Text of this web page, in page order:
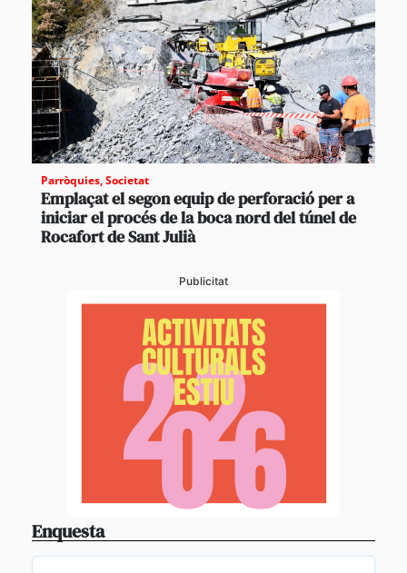
Parròquies,Societat
Emplaçat el segon equip de perforació per a
iniciar el procés de la boca nord del túnel de
Rocafort de Sant Julià
Publicitat
Enquesta